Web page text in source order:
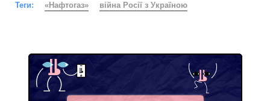
Теги: «Нафтогаз» війна Росії з Україною